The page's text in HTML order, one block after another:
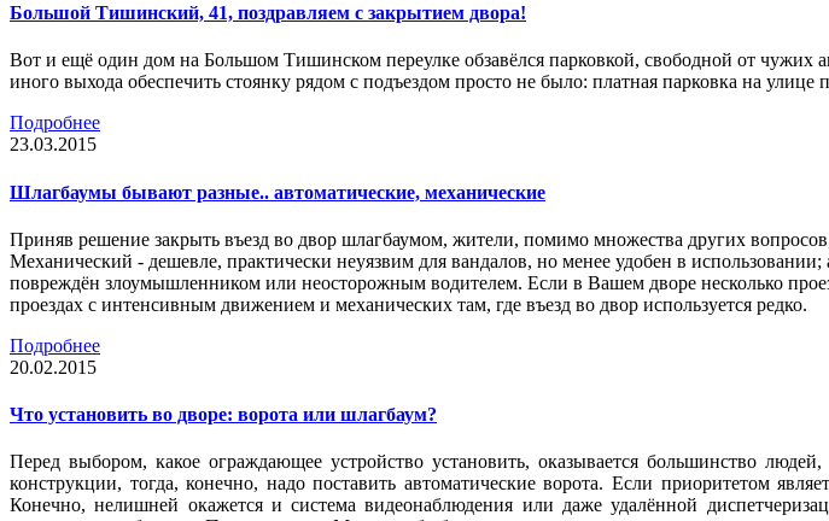
Большой Тишинский, 41, поздравляем с закрытием двора!
Вот и ещё один дом на Большом Тишинском переулке обзавёлся парковкой, свободной от
иного выхода обеспечить стоянку рядом с подъездом просто не было: платная парковка на
Подробнее
23.03.2015
Шлагбаумы бывают разные.. автоматические, механические
Приняв решение закрыть въезд во двор шлагбаумом, жители, помимо множества других
Механический - дешевле, практически неуязвим для вандалов, но менее удобен в
повреждён злоумышленником или неосторожным водителем. Если в Вашем дворе несколько
проездах с интенсивным движением и механических там, где въезд во двор используется редко.
Подробнее
20.02.2015
Что установить во дворе: ворота или шлагбаум?
Перед выбором, какое ограждающее устройство установить, оказывается большинство
конструкции, тогда, конечно, надо поставить автоматические ворота. Если приоритетом
Конечно, нелишней окажется и система видеонаблюдения или даже удалённой